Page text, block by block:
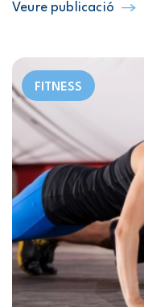
Veure publicació
FITNESS